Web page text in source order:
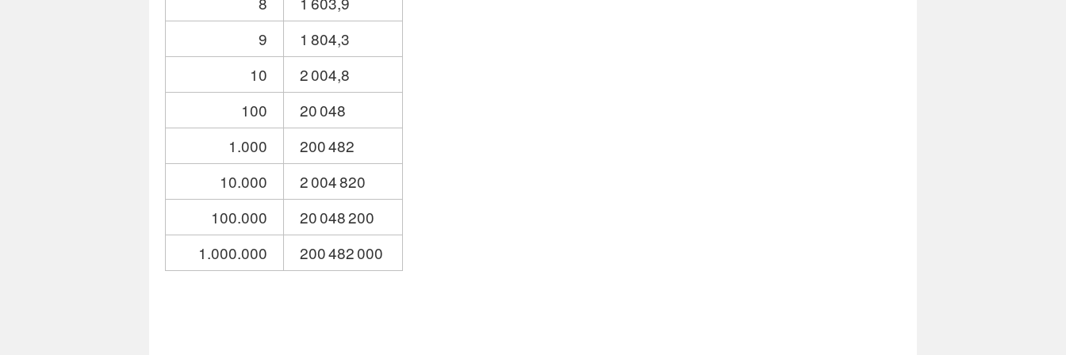
9
1 804,3
10
2 004,8
100
20 048
1.000
200 482
10.000
2 004 820
100.000
20 048 200
1.000.000
200 482 000